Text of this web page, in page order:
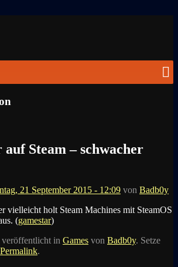
Steam – schwacher
21 September 2015 - 12:09 von Badb0y
vielleicht holt Steam Machines mit SteamOS
(gamestar)
in Games von Badb0y. Setze
Permalink.